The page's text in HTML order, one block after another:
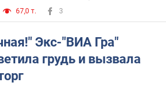
67,0 т. 3
Экс-"ВИА Гра"
грудь и вызвала